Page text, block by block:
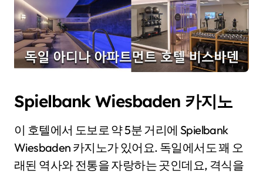
Spielbank Wiesbaden 카지노
이 호텔에서 도보로 약 5분 거리에 Spielbank
Wiesbaden 카지노가 있어요. 독일에서도 꽤 오
래된 역사와 전통을 자랑하는 곳인데요, 격식을